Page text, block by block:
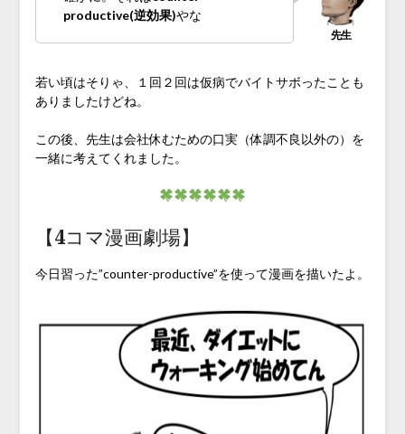
productive(逆効果)やな
若い頃はそりゃ、１回２回は仮病でバイトサボったことも
ありましたけどね。
この後、先生は会社休むための口実（体調不良以外の）を
一緒に考えてくれました。
【4コマ漫画劇場】
今日習った”counter-productive”を使って漫画を描いたよ。